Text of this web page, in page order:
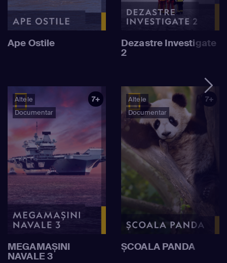
Ape Ostile Dezastre Investigate
2
Altele
Documentar
7+
MEGAMAȘINI
NAVALE 3
Altele
Documentar
7+
ȘCOALA PANDA